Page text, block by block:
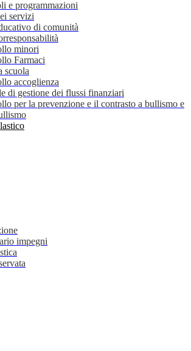
e programmazioni
servizi
di comunità
minori
Farmaci
scuola
accoglienza
di gestione dei flussi finanziari
per la prevenzione e il contrasto a bullismo e
impegni